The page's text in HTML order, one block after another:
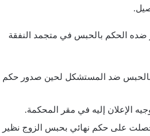
ضده الحكم بالحبس في متجمد النفقة
بالحبس ضد المستشكل لحين صدور حكم
الإعلان إليه في مقر المحكمة.
على حكم نهائي بحبس الزوج نظير